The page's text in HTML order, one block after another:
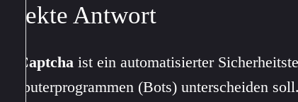
Direkte Antwort
Captcha ist ein automatisierter
Computerprogrammen (Bots) unterscheiden